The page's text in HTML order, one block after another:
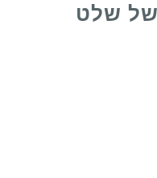
של שלט